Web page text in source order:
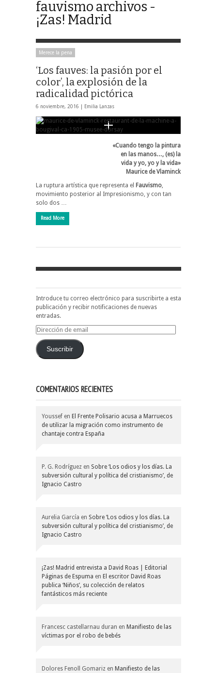
fauvismo archivos -
¡Zas! Madrid
Merece la pena
‘Los fauves: la pasión por el
color’, la explosión de la
radicalidad pictórica
6 noviembre, 2016 | Emilia Lanzas
«Cuando tengo la pintura
en las manos…, (es) la
vida y yo, yo y la vida»
Maurice de Vlaminck
La ruptura artística que representa el Fauvismo
movimiento posterior al Impresionismo, y con tan
solo dos …
Read More
Introduce tu correo electrónico para suscribirte a esta
publicación y recibir notificaciones de nuevas
entradas.
Dirección
emailSuscribir
COMENTARIOS RECIENTES
Youssef en El Frente Polisario acusa a Marruecos
de utilizar la migración como instrumento de
chantaje contra España
P. G. Rodríguez en Sobre ‘Los odios y los días. La
subversión cultural y política del cristianismo’, de
Ignacio Castro
Aurelia García en Sobre ‘Los odios y los días. La
subversión cultural y política del cristianismo’, de
Ignacio Castro
¡Zas! Madrid entrevista a David Roas | Editorial
Páginas de Espuma en El escritor David Roas
publica ‘Niños’, su colección de relatos
fantásticos más reciente
Francesc castellarnau duran en Manifiesto de las
víctimas por el robo de bebés
Dolores Fenoll Gomariz en Manifiesto de las